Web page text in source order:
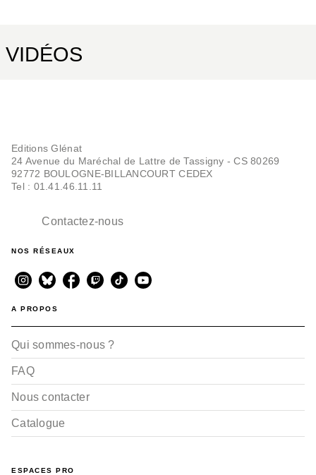
VIDÉOS
Editions Glénat
24 Avenue du Maréchal de Lattre de Tassigny - CS 80269
92772 BOULOGNE-BILLANCOURT CEDEX
Tel : 01.41.46.11.11
Contactez-nous
NOS RÉSEAUX
A PROPOS
Qui sommes-nous ?
FAQ
Nous contacter
Catalogue
ESPACES PRO